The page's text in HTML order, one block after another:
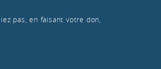
pas, en faisant votre don,